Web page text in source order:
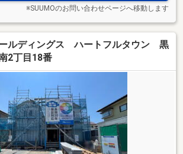
※SUUMOのお問い合わせページへ移動します
ルディングス ハートフルタウン 黒
2丁目18番